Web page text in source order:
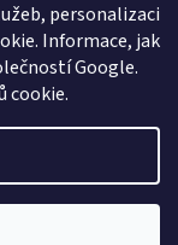
personalizaci
Informace, jak
Google.
cookie.
. Všechna práva